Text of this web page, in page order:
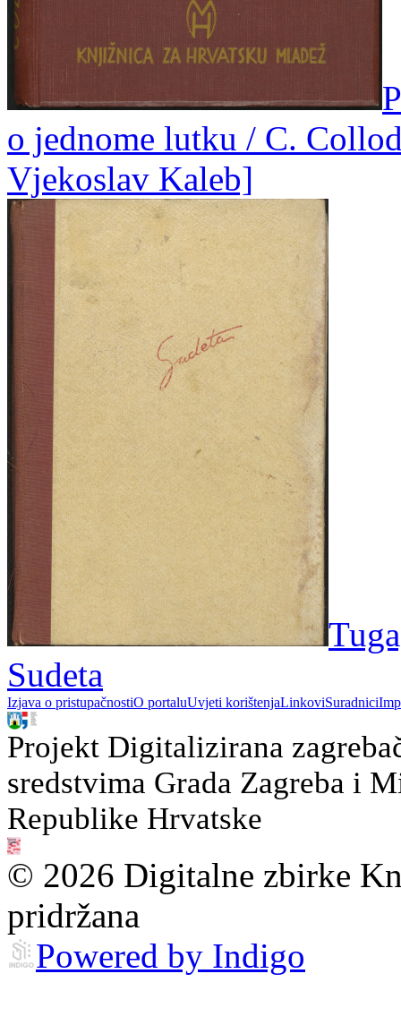
o jednome lutku / C.
Vjekoslav Kaleb]
Sudeta
Izjava o pristupačnostiO portaluUvjeti korištenjaLinkoviSuradnici
Projekt Digitalizirana
sredstvima Grada Zagreba i
Republike Hrvatske
© 2026 Digitalne zbirke
pridržana
Powered by Indigo